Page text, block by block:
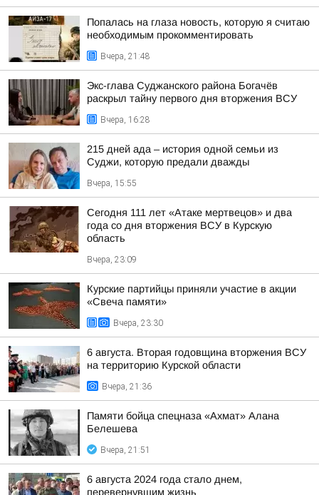
Попалась на глаза новость, которую я считаю
необходимым прокомментировать
Вчера, 21:48
Экс-глава Суджанского района Богачёв
раскрыл тайну первого дня вторжения ВСУ
Вчера, 16:28
215 дней ада – история одной семьи из
Суджи, которую предали дважды
Вчера, 15:55
Сегодня 111 лет «Атаке мертвецов» и два
года со дня вторжения ВСУ в Курскую
область
Вчера, 23:09
Курские партийцы приняли участие в акции
«Свеча памяти»
Вчера, 23:30
6 августа. Вторая годовщина вторжения ВСУ
на территорию Курской области
Вчера, 21:36
Памяти бойца спецназа «Ахмат» Алана
Белешева
Вчера, 21:51
6 августа 2024 года стало днем,
перевернувшим жизнь